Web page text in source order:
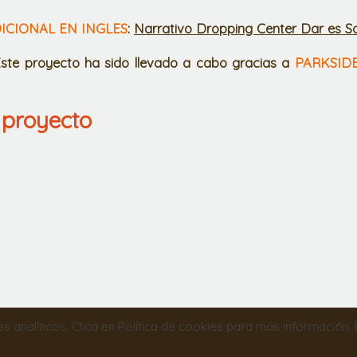
EN INGLES: Narrativo Dropping Center Dar es
proyecto ha sido llevado a cabo gracias a
analíticos. Clica en Política de cookies para más